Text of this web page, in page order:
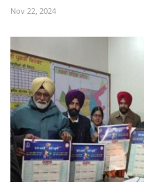
Nov 22, 2024